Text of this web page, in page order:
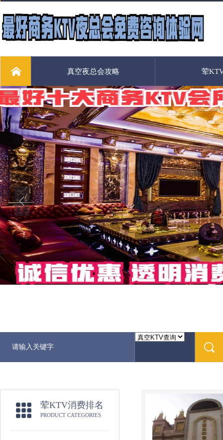
真空夜总会攻略 荤
荤KTV消费排名
PRODUCT CATEGORIES